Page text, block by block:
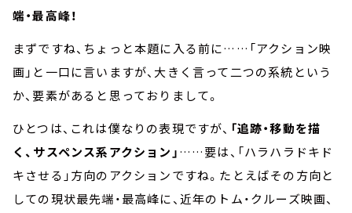
端・最高峰！
まずですね、ちょっと本題に入る前に……「アクション映
画」と一口に言いますが、大きく言って二つの系統という
か、要素があると思っておりまして。
ひとつは、これは僕なりの表現ですが、 「追跡・移動を描
く、サスペンス系アクション」……要は、「ハラハラドキド
キさせる」方向のアクションですね。たとえばその方向と
しての現状最先端・最高峰に、近年のトム・クルーズ映画、